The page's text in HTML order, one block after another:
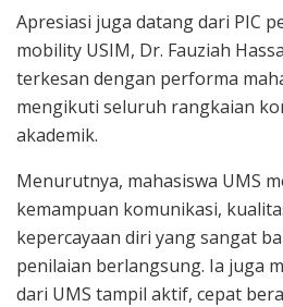
Apresiasi juga datang dari PIC
mobility USIM, Dr. Fauziah
terkesan dengan performa
mengikuti seluruh rangkaian
akademik.
Menurutnya, mahasiswa UMS
kemampuan komunikasi,
kepercayaan diri yang sangat
penilaian berlangsung. Ia juga
dari UMS tampil aktif, cepat